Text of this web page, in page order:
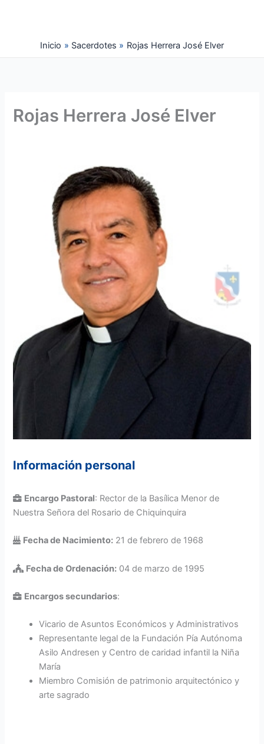
Inicio
Sacerdotes Rojas Herrera José Elver
Rojas Herrera José Elver
Información personal
Encargo Pastoral: Rector de la Basílica Menor de
Nuestra Señora del Rosario de Chiquinquira
Fecha de Nacimiento: 21 de febrero de 1968
Fecha de Ordenación: 04 de marzo de 1995
Encargos secundarios:
Vicario de Asuntos Económicos y Administrativos
Representante legal de la Fundación Pía Autónoma
Asilo Andresen y Centro de caridad infantil la Niña
María
Miembro Comisión de patrimonio arquitectónico y
arte sagrado